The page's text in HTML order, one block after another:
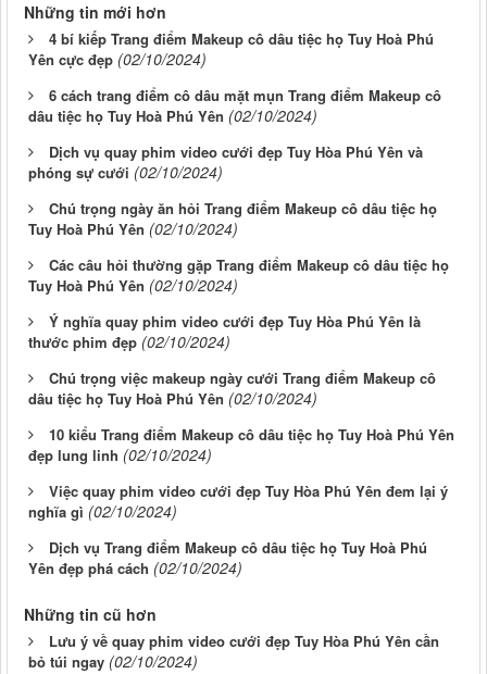
Những tin mới hơn
4 bí kiếp Trang điểm Makeup cô dâu tiệc họ Tuy Hoà Phú
Yên cực đẹp (02/10/2024)
6 cách trang điểm cô dâu mặt mụn Trang điểm Makeup cô
dâu tiệc họ Tuy Hoà Phú Yên (02/10/2024)
Dịch vụ quay phim video cưới đẹp Tuy Hòa Phú Yên và
phóng sự cưới (02/10/2024)
Chú trọng ngày ăn hỏi Trang điểm Makeup cô dâu tiệc họ
Tuy Hoà Phú Yên (02/10/2024)
Các câu hỏi thường gặp Trang điểm Makeup cô dâu tiệc họ
Tuy Hoà Phú Yên (02/10/2024)
Ý nghĩa quay phim video cưới đẹp Tuy Hòa Phú Yên là
thước phim đẹp (02/10/2024)
Chú trọng việc makeup ngày cưới Trang điểm Makeup cô
dâu tiệc họ Tuy Hoà Phú Yên (02/10/2024)
10 kiểu Trang điểm Makeup cô dâu tiệc họ Tuy Hoà Phú Yên
đẹp lung linh (02/10/2024)
Việc quay phim video cưới đẹp Tuy Hòa Phú Yên đem lại ý
nghĩa gì (02/10/2024)
Dịch vụ Trang điểm Makeup cô dâu tiệc họ Tuy Hoà Phú
Yên đẹp phá cách (02/10/2024)
Những tin cũ hơn
Lưu ý về quay phim video cưới đẹp Tuy Hòa Phú Yên cần
bỏ túi ngay (02/10/2024)